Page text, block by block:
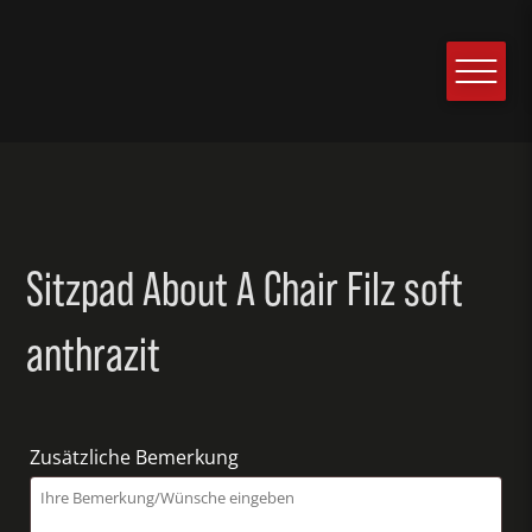
Sitzpad About A Chair Filz soft
anthrazit
Zusätzliche Bemerkung